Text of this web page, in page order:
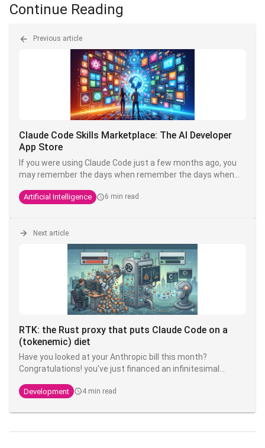
Continue Reading
Previous article
Claude Code Skills Marketplace: The AI Developer
App Store
If you were using Claude Code just a few months ago, you
may remember the days when remember the days when
Markdown files from GitHub, renaming them correctly put
Anthropic has decided it's too much of a hassle. Welcome
Skills Marketplace- or more accurately, the Claude
Code ecosystem of plugins and marketplaces.
Artificial Intelligence 6 min read
Next article
RTK: the Rust proxy that puts Claude Code on a
(tokenemic) diet
Have you looked at your Anthropic bill this month?
Congratulations! you've just financed an infinitesimal
an open source tool that can divide your token
Development 4 min read